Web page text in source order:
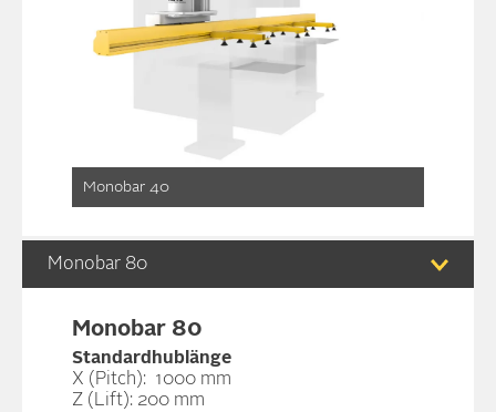
Monobar 40
Monobar 80
Monobar 80
Standardhublänge
X (Pitch): 1000 mm
Z (Lift): 200 mm